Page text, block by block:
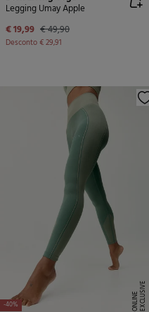
Legging Umay Apple
€ 19,99 € 49,90
Desconto€ 29,91
-40% E
X
C
L
U
SI
V
E
O
N
LI
N
E